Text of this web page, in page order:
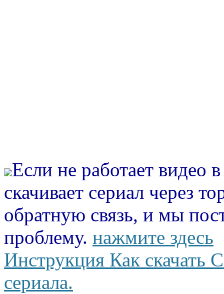
Если не работает видео
скачивает сериал через
обратную связь, и мы
проблему. нажмите здесь
Инструкция Как скачать
сериала.